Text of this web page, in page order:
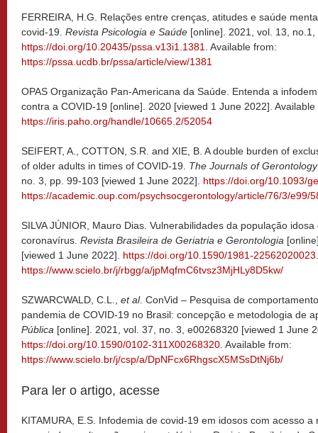
FERREIRA, H.G. Relações entre crenças, atitudes e saúde
covid-19. Revista Psicologia e Saúde [online]. 2021, vol. 13,
https://doi.org/10.20435/pssa.v13i1.1381
. Available from:
https://pssa.ucdb.br/pssa/article/view/1381
OPAS Organização Pan-Americana da Saúde. Entenda a
contra a COVID-19 [online]. 2020 [viewed 1 June 2022]. Available
https://iris.paho.org/handle/10665.2/52054
SEIFERT, A., COTTON, S.R. and XIE, B. A double burden of
of older adults in times of COVID-19. The Journals of
no. 3, pp. 99-103 [viewed 1 June 2022]. https://doi.org/10.1093/
https://academic.oup.com/psychsocgerontology/article/76/3/e99/
SILVA JÚNIOR, Mauro Dias. Vulnerabilidades da população
coronavírus. Revista Brasileira de Geriatria e Gerontologia
[viewed 1 June 2022]. https://doi.org/10.1590/1981-
https://www.scielo.br/j/rbgg/a/jpMqfmC6tvsz3MjHLy8D5kw/
SZWARCWALD, C.L., et al. ConVid – Pesquisa de
pandemia de COVID-19 no Brasil: concepção e metodologia de
Pública [online]. 2021, vol. 37, no. 3, e00268320 [viewed 1 June
https://doi.org/10.1590/0102-311X00268320 . Available from:
https://www.scielo.br/j/csp/a/DpNFcx6RhgscX5MSsDtNj6b/
Para ler o artigo, acesse
KITAMURA, E.S. Infodemia de covid-19 em idosos com acesso